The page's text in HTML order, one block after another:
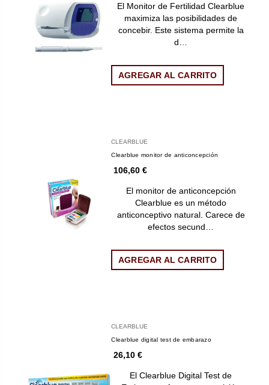
El Monitor de Fertilidad Clearblue
maximiza las posibilidades de
concebir. Este sistema permite la
d…
AGREGAR AL CARRITO
CLEARBLUE
Clearblue monitor de anticoncepción
106,60 €
El monitor de anticoncepción
Clearblue es un método
anticonceptivo natural. Carece de
efectos secund…
AGREGAR AL CARRITO
CLEARBLUE
Clearblue digital test de embarazo
26,10 €
El Clearblue Digital Test de